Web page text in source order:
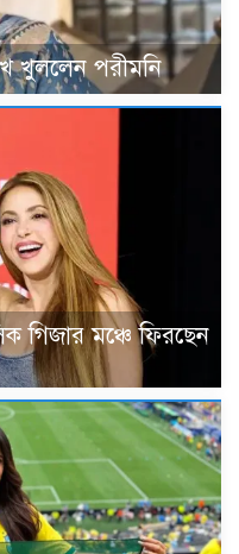
খুললেন পরীমনি
গিজার মঞ্চে ফিরছেন